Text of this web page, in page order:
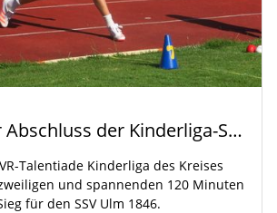
Spannender Abschluss der Kinderliga-Saison
Talentiade Kinderliga des Kreises
und spannenden 120 Minuten
für den SSV Ulm 1846.